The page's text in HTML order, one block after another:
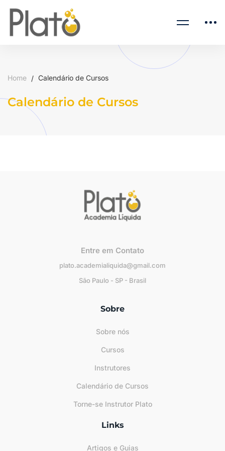
Home Calendário de Cursos
Calendário de Cursos
Entre em Contato
plato.academialiquida@gmail.com
São Paulo - SP - Brasil
Sobre
Sobre nós
Cursos
Instrutores
Calendário de Cursos
Torne-se Instrutor Plato
Links
Artigos e Guias